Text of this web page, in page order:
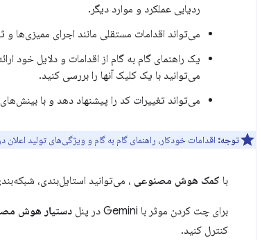
ردیابی عملکرد و موارد دیگر.
می‌تواند اقدامات مستقلی مانند اجرای ممیزی‌ها و
می‌توانید با یک کلیک آنها را بررسی کنید.
می‌تواند تغییرات کد را پیشنهاد دهد و با
توجه: اقدامات خودکار، راهنمای گام به گام و ویژگی‌های تولید اعلان در نسخه ۱۴۹ و بالاتر کروم
با کمک هوش مصنوعی ، می‌توانید استایل‌بندی،
برای چت کردن موثر با Gemini در پنل دستیار هوش
کنترل کنید.